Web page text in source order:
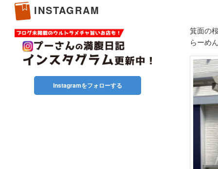
箕面の
らーめ
INSTAGRAM
Instagramをフォローする